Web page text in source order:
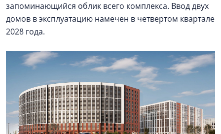
запоминающийся облик всего комплекса. Ввод двух
домов в эксплуатацию намечен в четвертом квартале
2028 года.